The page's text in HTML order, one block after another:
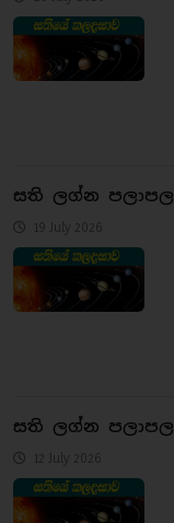
සති ලග්න පලාපල
19 July 2026
සති ලග්න පලාපල
12 July 2026